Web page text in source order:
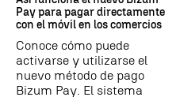
Pay para pagar directamente
con el móvil en los comercios
Conoce cómo puede
activarse y utilizarse el
nuevo método de pago
Bizum Pay. El sistema